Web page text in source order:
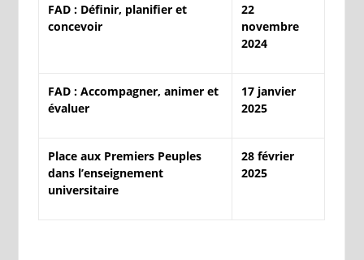
FAD : Définir, planifier et
concevoir
22
novembre
2024
FAD : Accompagner, animer et
évaluer
17 janvier
2025
Place aux Premiers Peuples
dans l’enseignement
universitaire
28 février
2025